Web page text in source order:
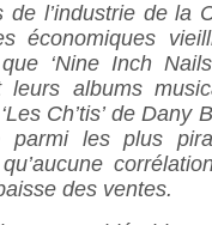
l’industrie de la
économiques
‘Nine Inch
leurs albums
Ch’tis’ de Dany
les plus
des ventes.